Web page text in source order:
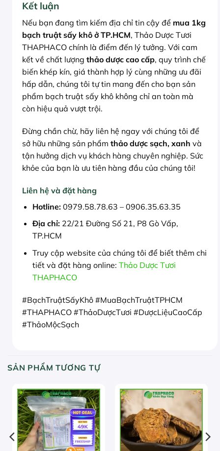
Kết luận
Nếu bạn đang tìm kiếm địa chỉ tin cậy để mua 1kg
bạch truật sấy khô ở TP.HCM, Thảo Dược Tươi
THAPHACO chính là điểm đến lý tưởng. Với cam
kết về chất lượng thảo dược cao cấp, quy trình chế
biến khép kín, giá thành hợp lý cùng những ưu đãi
hấp dẫn, chúng tôi tự tin mang đến cho bạn sản
phẩm bạch truật sấy khô không chỉ an toàn mà
còn hiệu quả vượt trội.
Đừng chần chừ, hãy liên hệ ngay với chúng tôi để
sở hữu những sản phẩm thảo dược sạch, xanh và
tận hưởng dịch vụ khách hàng chuyên nghiệp. Sức
khỏe của bạn là ưu tiên hàng đầu của chúng tôi!
Liên hệ và đặt hàng
Hotline:0979.58.78.63 – 0906.35.63.35
Địa chỉ:22/21 Đường Số 21, P8 Gò Vấp,
TP.HCM
Truy cập website của chúng tôi để biết thêm chi
tiết và đặt hàng online: Thảo Dược Tươi
THAPHACO
#BạchTruậtSấyKhô #MuaBạchTruậtTPHCM
#THAPHACO #ThảoDượcTươi #DượcLiệuCaoCấp
#ThảoMộcSạch
SẢN PHẨM TƯƠNG TỰ